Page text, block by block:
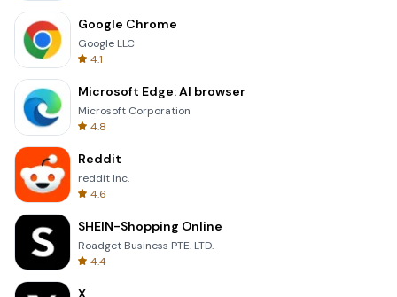
Google Chrome
Google LLC
4.1
Microsoft Edge: AI browser
Microsoft Corporation
4.8
Reddit
reddit Inc.
4.6
SHEIN-Shopping Online
Roadget Business PTE. LTD.
4.4
X